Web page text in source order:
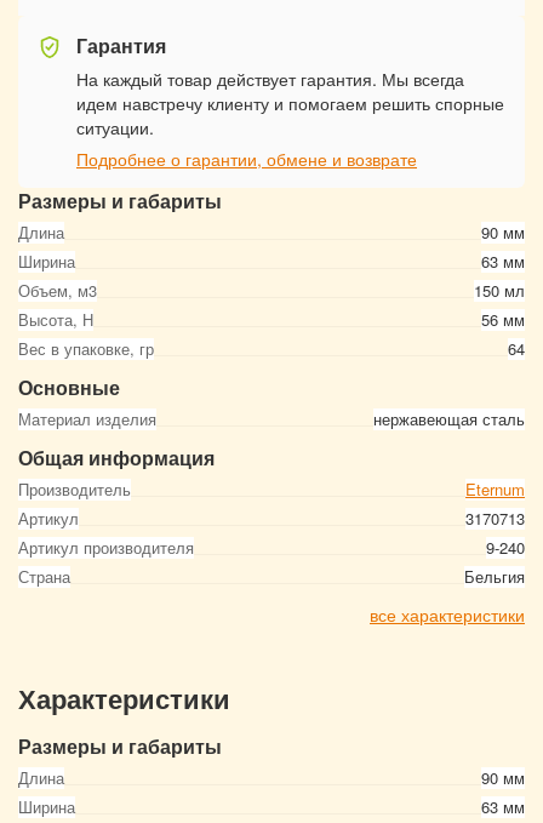
Размеры и габариты
Длина
90 мм
Ширина
63 мм
Объем, м3
150 мл
Высота, Н
56 мм
Вес в упаковке, гр
64
Основные
Материал изделия нержавеющая сталь
Общая информация
Производитель
Eternum
Артикул
3170713
Артикул производителя
9-240
Страна
Бельгия
все характеристики
Гарантия
На каждый товар действует гарантия. Мы всегда
идем навстречу клиенту и помогаем решить спорные
ситуации.
Подробнее о гарантии, обмене и возврате
Характеристики
Размеры и габариты
Длина
90 мм
Ширина
63 мм